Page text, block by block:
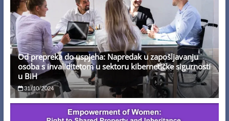
Od prepreka do uspjeha: Napredak u zapošljavanju
osoba s invaliditetom u sektoru kibernetičke sigurnosti
u BiH
31/10/2024